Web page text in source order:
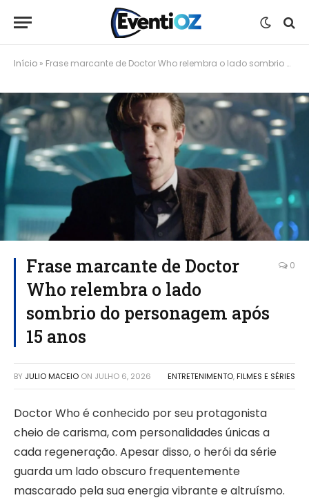
Início » Frase marcante de Doctor Who relembra o lado sombrio do personagem após 15 anos
Frase marcante de Doctor
Who relembra o lado
sombrio do personagem após
15 anos
0
BY JULIO MACEIO ON JULHO 6, 2026 ENTRETENIMENTO, FILMES E SÉRIES
Doctor Who é conhecido por seu protagonista
cheio de carisma, com personalidades únicas a
cada regeneração. Apesar disso, o herói da série
guarda um lado obscuro frequentemente
mascarado pela sua energia vibrante e altruísmo.